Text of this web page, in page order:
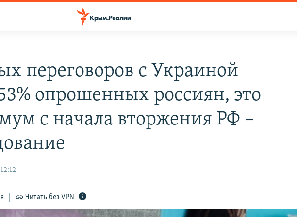
переговоров с Украиной
опрошенных россиян, это
с начала вторжения РФ –
Читать без VPN